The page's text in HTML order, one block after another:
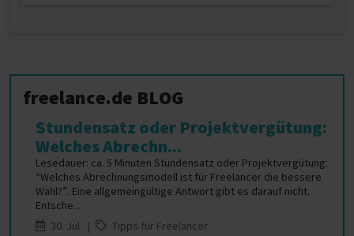
freelance.de BLOG
Stundensatz oder Projektvergütung:
Welches Abrechn...
Lesedauer: ca. 5 Minuten Stundensatz oder Projektvergütung:
“Welches Abrechnungsmodell ist für Freelancer die bessere
Wahl?”. Eine allgemeingültige Antwort gibt es darauf nicht.
Entsche...
30. Jul |
Tipps für Freelancer